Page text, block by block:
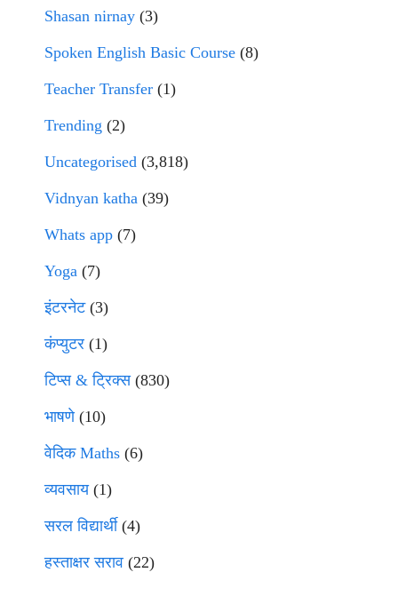
Shasan nirnay (3)
Spoken English Basic Course (8)
Teacher Transfer (1)
Trending (2)
Uncategorised (3,818)
Vidnyan katha (39)
Whats app (7)
Yoga (7)
इंटरनेट(3)
कंप्युटर (1)
टिप्स & ट्रिक्स(830)
भाषणे(10)
वेदिक Maths (6)
व्यवसाय(1)
सरल विद्यार्थी(4)
हस्ताक्षर सराव (22)